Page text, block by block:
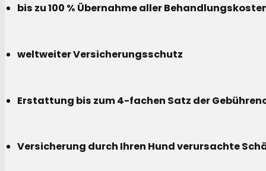
bis zu 100 % Übernahme aller
weltweiter Versicherungsschutz
Erstattung bis zum 4-fachen Satz der
Versicherung durch Ihren Hund verursachte